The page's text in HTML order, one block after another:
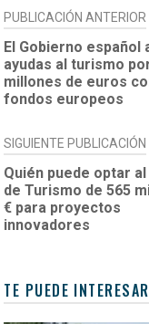
NAVEGACIÓN
DE
ENTRADAS
PUBLICACIÓN ANTERIOR
El Gobierno español
ayudas al turismo
millones de euros
fondos europeos
SIGUIENTE PUBLICACIÓN
Quién puede optar
de Turismo de 565
€ para proyectos
innovadores
TE PUEDE INTERESAR